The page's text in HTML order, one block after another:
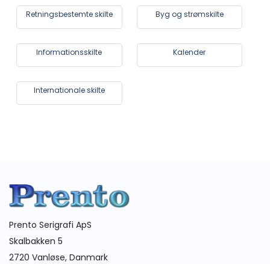
Retningsbestemte skilte Byg og strømskilte
Informationsskilte Kalender
Internationale skilte
Prento Serigrafi ApS
Skalbakken 5
2720 Vanløse, Danmark